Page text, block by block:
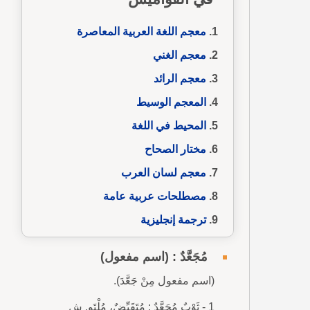
معجم اللغة العربية المعاصرة
معجم الغني
معجم الرائد
المعجم الوسيط
المحيط في اللغة
مختار الصحاح
معجم لسان العرب
مصطلحات عربية عامة
ترجمة إنجليزية
مُجَعَّدٌ : (اسم مفعول)
(اسم مفعول مِنْ جَعَّدَ).
1 - ثَوْبٌ مُجَعَّدٌ : مُتَقَبِّضٌ، مُلْتَوٍ. ش